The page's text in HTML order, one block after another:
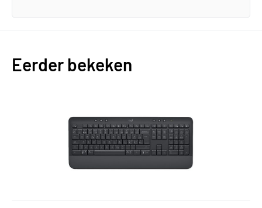
Eerder bekeken